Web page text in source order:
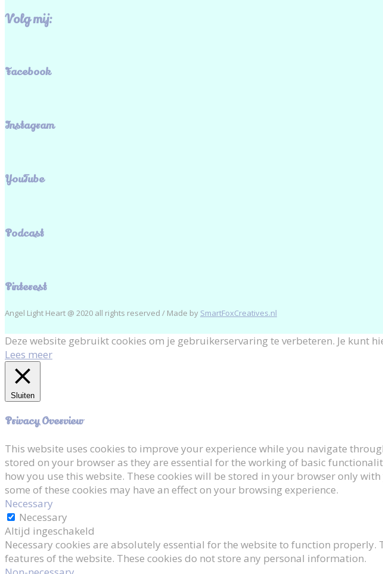
Volg mij:
Facebook
Instagram
YouTube
Podcast
Pinterest
Angel Light Heart @ 2020 all rights reserved / Made by SmartFoxCreatives.nl
Deze website gebruikt cookies om je gebruikerservaring te verbeteren. Je kunt
Lees meer
Sluiten
Privacy Overview
This website uses cookies to improve your experience while you navigate
stored on your browser as they are essential for the working of basic
how you use this website. These cookies will be stored in your browser only
some of these cookies may have an effect on your browsing experience.
Necessary
Necessary
Altijd ingeschakeld
Necessary cookies are absolutely essential for the website to function
features of the website. These cookies do not store any personal information.